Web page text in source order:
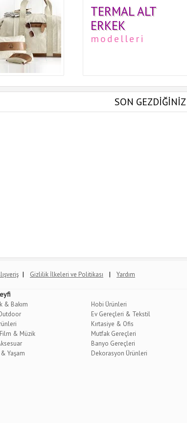
TERMAL ALT
ERKEK
modelleri
SON
| Gizlilik İlkeleri ve Politikası | Yardım
& Bakım
& Müzik
Yaşam
Hobi Ürünleri
Ev Gereçleri & Tekstil
Kırtasiye & Ofis
Mutfak Gereçleri
Banyo Gereçleri
Dekorasyon Ürünleri